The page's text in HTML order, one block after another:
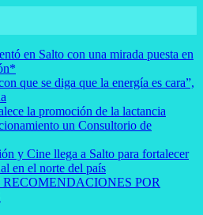
en Salto con una mirada puesta en
que se diga que la energía es cara”,
la promoción de la lactancia
un Consultorio de
y Cine llega a Salto para fortalecer
en el norte del país
POR